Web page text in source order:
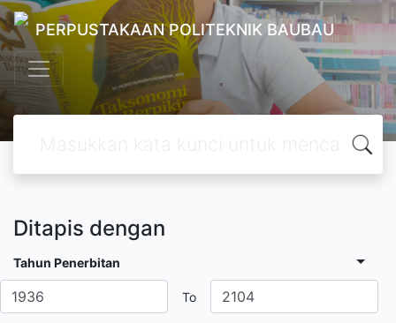
PERPUSTAKAAN POLITEKNIK BAUBAU
Ditapis dengan
Tahun Penerbitan
To